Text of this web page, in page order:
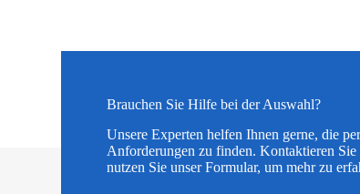
Brauchen Sie Hilfe bei der Auswahl?
Unsere Experten helfen Ihnen gerne, die
Anforderungen zu finden. Kontaktieren
nutzen Sie unser Formular, um mehr zu